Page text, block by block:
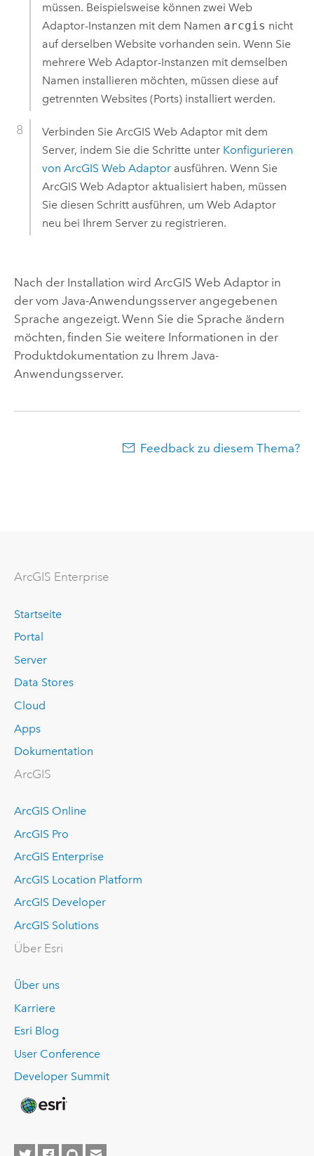
müssen. Beispielsweise können zwei Web
Adaptor-Instanzen mit dem Namen arcgis nicht
auf derselben Website vorhanden sein. Wenn Sie
mehrere Web Adaptor-Instanzen mit demselben
Namen installieren möchten, müssen diese auf
getrennten Websites (Ports) installiert werden.
Verbinden Sie ArcGIS Web Adaptormit dem
Server, indem Sie die Schritte unter Konfigurieren
von ArcGIS Web Adaptorausführen. Wenn Sie
ArcGIS Web Adaptoraktualisiert haben, müssen
Sie diesen Schritt ausführen, um Web Adaptor
neu bei Ihrem Server zu registrieren.
Nach der Installation wird ArcGIS Web Adaptorin
der vom Java-Anwendungsserver angegebenen
Sprache angezeigt. Wenn Sie die Sprache ändern
möchten, finden Sie weitere Informationen in der
Produktdokumentation zu Ihrem Java-
Anwendungsserver.
Feedback zu diesem Thema?
ArcGIS Enterprise
Startseite
Portal
Server
Data Stores
Cloud
Apps
Dokumentation
ArcGIS
ArcGIS Online
ArcGIS Pro
ArcGIS Enterprise
ArcGIS Location Platform
ArcGIS Developer
ArcGIS Solutions
Über Esri
Über uns
Karriere
Esri Blog
User Conference
Developer Summit